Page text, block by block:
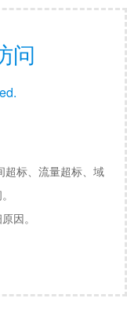
问
超标、流量超标、域
因。